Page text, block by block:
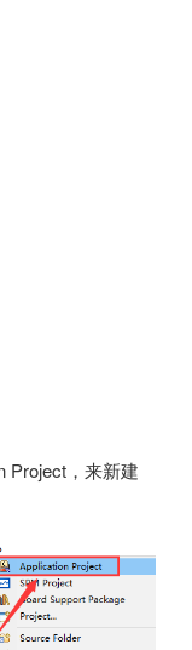
，来新建